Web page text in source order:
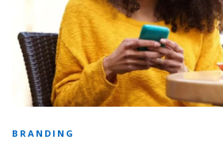
BRANDING